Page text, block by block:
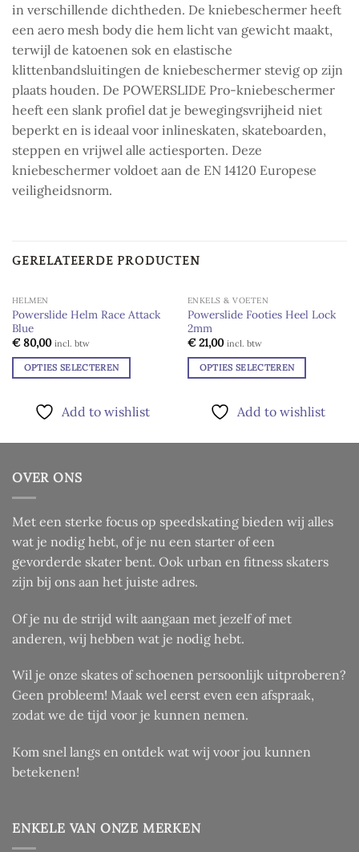
in verschillende dichtheden. De kniebeschermer heeft
een aero mesh body die hem licht van gewicht maakt,
terwijl de katoenen sok en elastische
klittenbandsluitingen de kniebeschermer stevig op zijn
plaats houden. De POWERSLIDE Pro-kniebeschermer
heeft een slank profiel dat je bewegingsvrijheid niet
beperkt en is ideaal voor inlineskaten, skateboarden,
steppen en vrijwel alle actiesporten. Deze
kniebeschermer voldoet aan de EN 14120 Europese
veiligheidsnorm.
GERELATEERDE PRODUCTEN
HELMEN
Powerslide Helm Race Attack
Blue
€80,00 incl. btw
OPTIES SELECTEREN
product
Deze
optie
kan
gekozen
worden
de
productpagina
Add to wishlist
ENKELS & VOETEN
Powerslide Footies Heel Lock
2mm
€21,00 incl. btw
OPTIES SELECTEREN
product
gekozen
worden
de
productpagina
Add to wishlist
OVER ONS
Met een sterke focus op speedskating bieden wij alles
wat je nodig hebt, of je nu een starter of een
gevorderde skater bent. Ook urban en fitness skaters
zijn bij ons aan het juiste adres.
Of je nu de strijd wilt aangaan met jezelf of met
anderen, wij hebben wat je nodig hebt.
Wil je onze skates of schoenen persoonlijk uitproberen?
Geen probleem! Maak wel eerst even een afspraak,
zodat we de tijd voor je kunnen nemen.
Kom snel langs en ontdek wat wij voor jou kunnen
betekenen!
ENKELE VAN ONZE MERKEN